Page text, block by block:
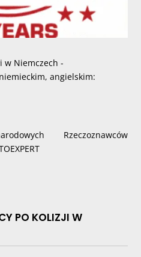
w Niemczech -
angielskim:
Rzeczoznawców
PO KOLIZJI W